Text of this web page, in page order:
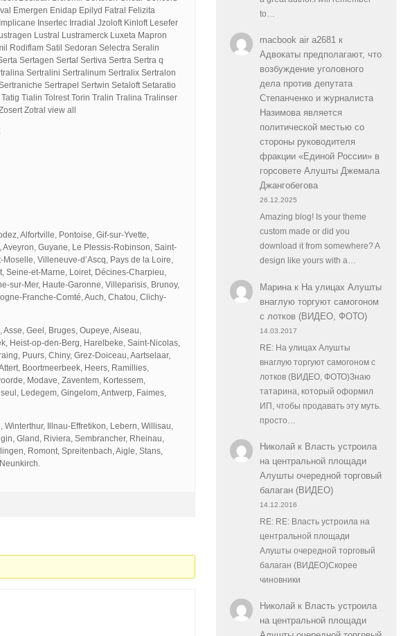
Emergen Enidap Epilyd Fatral Felizita
Insertec Irradial Jzoloft Kinloft Lesefer
Lustral Lustramerck Luxeta Mapron
Rodiflam Satil Sedoran Selectra Seralin
Sertagen Sertal Sertiva Sertra Sertra q
Sertralini Sertralinum Sertralix Sertralon
Sertrapel Sertwin Setaloft Setaratio
Tialin Tolrest Torin Tralin Tralina Tralinser
Zotral view all
Alfortville, Pontoise, Gif-sur-Yvette,
Guyane, Le Plessis-Robinson, Saint-
Villeneuve-d’Ascq, Pays de la Loire,
Seine-et-Marne, Loiret, Décines-Charpieu,
sur-Mer, Haute-Garonne, Villeparisis, Brunoy,
Franche-Comté, Auch, Chatou, Clichy-
Geel, Bruges, Oupeye, Aiseau,
Heist-op-den-Berg, Harelbeke, Saint-Nicolas,
Puurs, Chiny, Grez-Doiceau, Aartselaar,
Boortmeerbeek, Heers, Ramillies,
Modave, Zaventem, Kortessem,
Ledegem, Gingelom, Antwerp, Faimes,
Winterthur, Illnau-Effretikon, Lebern, Willisau,
Gland, Riviera, Sembrancher, Rheinau,
Romont, Spreitenbach, Aigle, Stans,
to…
macbook air a2681к
Адвокаты предполагают, что
возбуждение уголовного
дела против депутата
Степанченко и журналиста
Назимова является
политической местью со
стороны руководителя
фракции «Единой России» в
горсовете Алушты Джемала
Джангобегова
26.12.2025
Amazing blog! Is your theme
custom made or did you
download it from somewhere? A
design like yours with a…
Маринак На улицах Алушты
внаглую торгуют самогоном
с лотков (ВИДЕО, ФОТО)
14.03.2017
RE: На улицах Алушты
внаглую торгуют самогоном с
лотков (ВИДЕО, ФОТО)Знаю
татарина, который оформил
ИП, чтобы продавать эту муть.
просто…
Николайк Власть устроила
на центральной площади
Алушты очередной торговый
балаган (ВИДЕО)
14.12.2016
RE: RE: Власть устроила на
центральной площади
Алушты очередной торговый
балаган (ВИДЕО)Скорее
чиновники
Николайк Власть устроила
на центральной площади